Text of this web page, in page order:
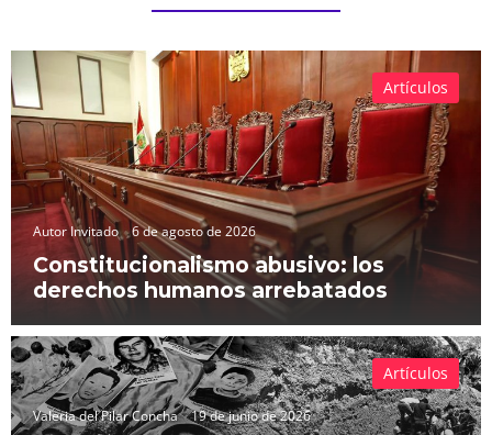
Autor Invitado 6 de agosto de 2026
Constitucionalismo abusivo: los
derechos humanos arrebatados
Artículos
Valeria del Pilar Concha 19 de junio de 2026
Artículos